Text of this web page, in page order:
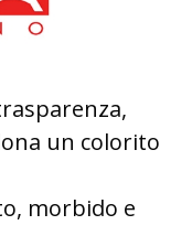
un colorito
morbido e